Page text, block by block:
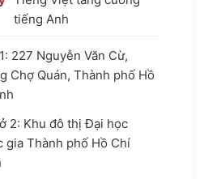
tiếng Anh
227 Nguyễn Văn Cừ,
Chợ Quán, Thành phố Hồ
2: Khu đô thị Đại học
gia Thành phố Hồ Chí